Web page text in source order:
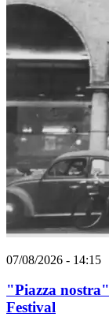
07/08/2026 - 14:15
"Piazza
Festival